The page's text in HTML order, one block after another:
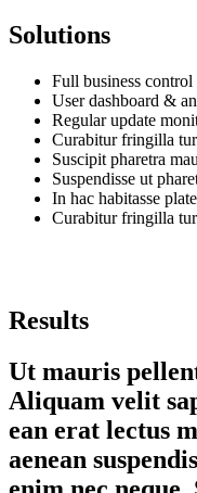
Solutions
Full business control
User dashboard &
Regular update
Curabitur fringilla
Suscipit pharetra
Suspendisse ut
In hac habitasse
Curabitur fringilla
Results
Ut mauris
Aliquam velit
ean erat lectus
aenean